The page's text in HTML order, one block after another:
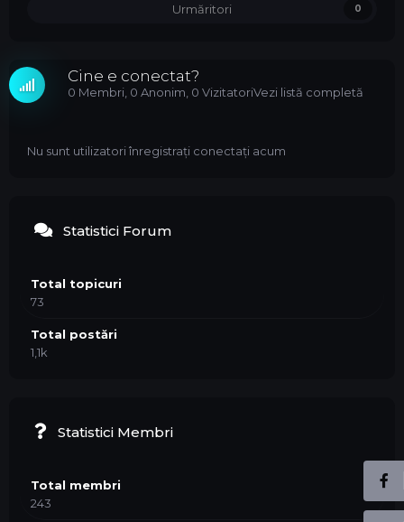
Urmăritori 0
Cine e conectat?
0 Membri , 0 Anonim, 0 VizitatoriVezi listă completă
Nu sunt utilizatori înregistrați conectați acum
Statistici Forum
Total topicuri
73
Total postări
1,1k
Statistici Membri
Total membri
243